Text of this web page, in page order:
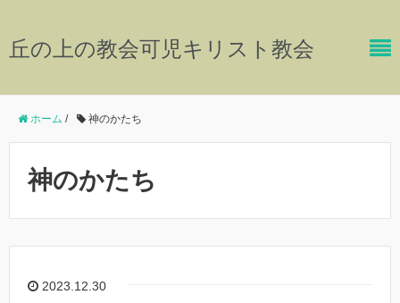
丘の上の教会可児キリスト教会
ホーム / 神のかたち
神のかたち
2023.12.30